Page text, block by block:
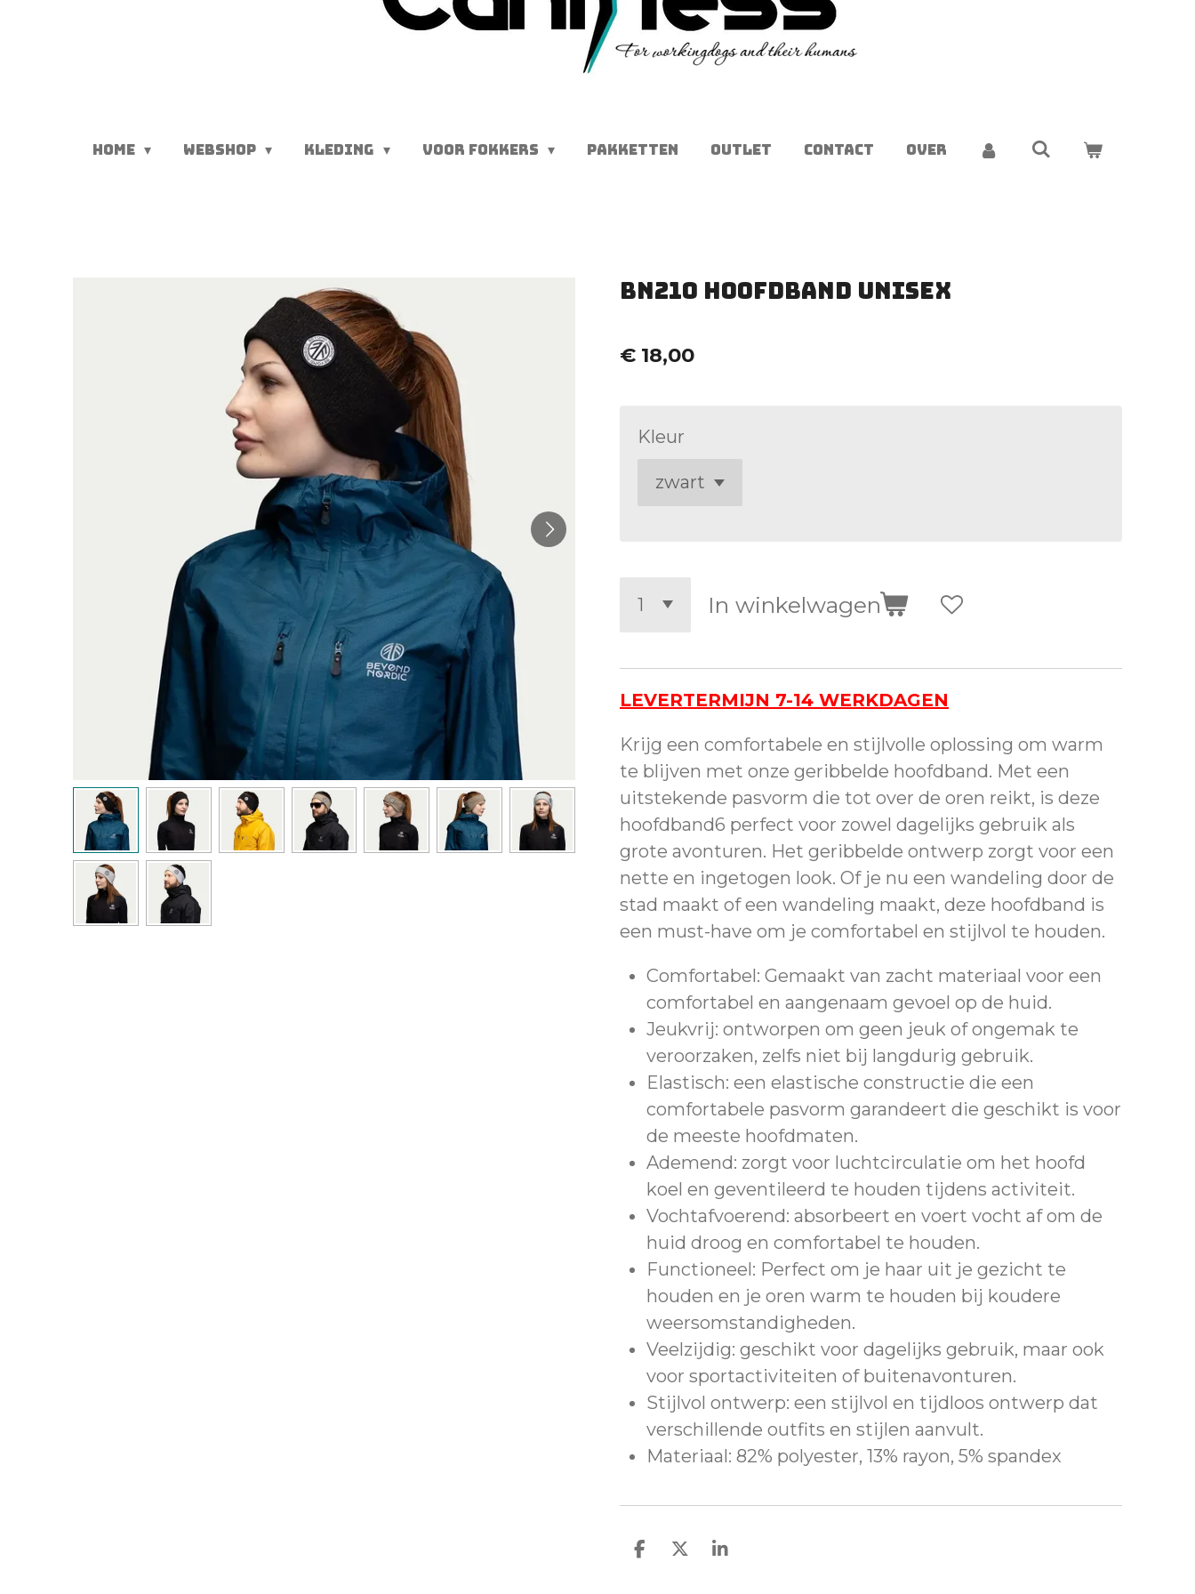
HOME WEBSHOP KLEDING VOOR FOKKERS PAKKETTEN OUTLET CONTACT OVER
BN210 Hoofdband unisex
€ 18,00
Kleur
In winkelwagen
LEVERTERMIJN 7-14 WERKDAGEN
Krijg een comfortabele en stijlvolle oplossing om warm
te blijven met onze geribbelde hoofdband. Met een
uitstekende pasvorm die tot over de oren reikt, is deze
hoofdband6 perfect voor zowel dagelijks gebruik als
grote avonturen. Het geribbelde ontwerp zorgt voor een
nette en ingetogen look. Of je nu een wandeling door de
stad maakt of een wandeling maakt, deze hoofdband is
een must-have om je comfortabel en stijlvol te houden.
Comfortabel: Gemaakt van zacht materiaal voor een
comfortabel en aangenaam gevoel op de huid.
Jeukvrij: ontworpen om geen jeuk of ongemak te
veroorzaken, zelfs niet bij langdurig gebruik.
Elastisch: een elastische constructie die een
comfortabele pasvorm garandeert die geschikt is voor
de meeste hoofdmaten.
Ademend: zorgt voor luchtcirculatie om het hoofd
koel en geventileerd te houden tijdens activiteit.
Vochtafvoerend: absorbeert en voert vocht af om de
huid droog en comfortabel te houden.
Functioneel: Perfect om je haar uit je gezicht te
houden en je oren warm te houden bij koudere
weersomstandigheden.
Veelzijdig: geschikt voor dagelijks gebruik, maar ook
voor sportactiviteiten of buitenavonturen.
Stijlvol ontwerp: een stijlvol en tijdloos ontwerp dat
verschillende outfits en stijlen aanvult.
Materiaal: 82% polyester, 13% rayon, 5% spandex
D
D
S